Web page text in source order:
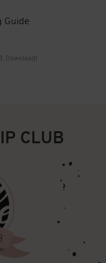
Guide
Download)
CLUB